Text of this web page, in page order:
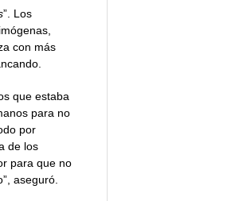
”. Los
con más
que estaba
para no
por
de los
para que no
aseguró.